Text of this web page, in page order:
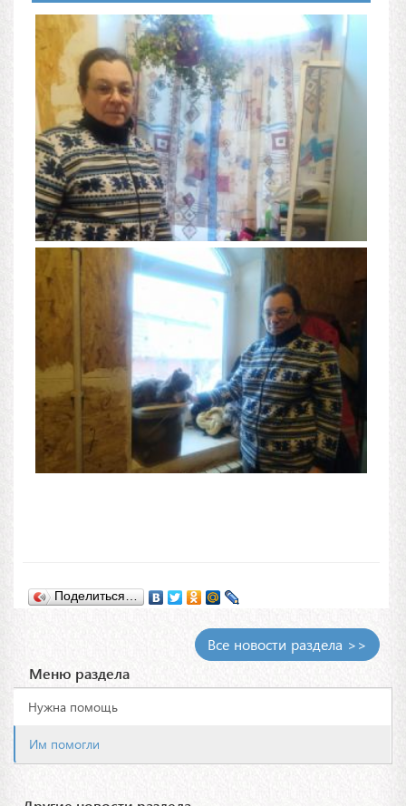
Поделиться…
Все новости раздела >>
Меню раздела
Нужна помощь
Им помогли